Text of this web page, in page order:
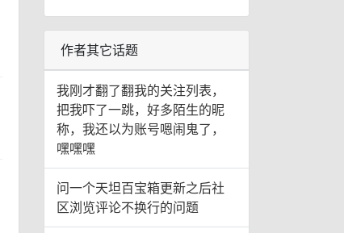
作者其它话题
我刚才翻了翻我的关注列表，
把我吓了一跳，好多陌生的昵
称，我还以为账号嗯闹鬼了，
嘿嘿嘿
问一个天坦百宝箱更新之后社
区浏览评论不换行的问题